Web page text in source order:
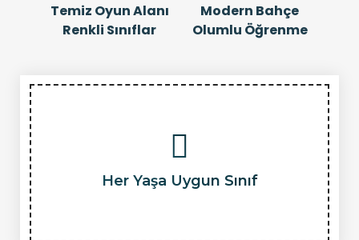
Temiz Oyun Alanı
Modern Bahçe
Renkli Sınıflar
Olumlu Öğrenme
Her Yaşa Uygun Sınıf